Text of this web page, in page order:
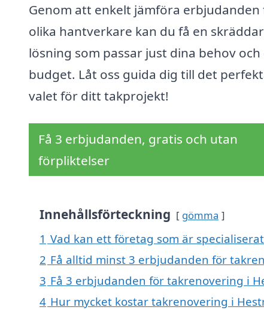
Genom att enkelt jämföra erbjudanden
olika hantverkare kan du få en
lösning som passar just dina behov och
budget. Låt oss guida dig till det
valet för ditt takprojekt!
Få 3 erbjudanden, gratis och utan
förpliktelser
Innehållsförteckning gömma
1 Vad kan ett företag som är
2 Få alltid minst 3 erbjudanden för
3 Få 3 erbjudanden för takrenovering i
4 Hur mycket kostar takrenovering i